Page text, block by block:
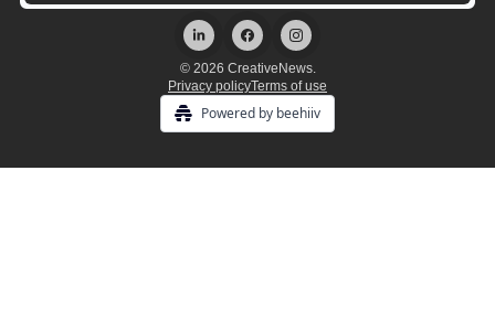
© 2026 CreativeNews.
Privacy policyTerms of use
Powered by beehiiv